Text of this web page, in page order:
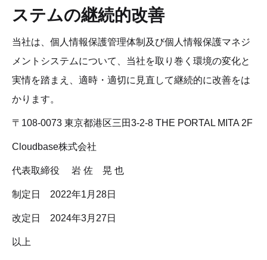
ステムの継続的改善
当社は、個人情報保護管理体制及び個人情報保護マネジ
メントシステムについて、当社を取り巻く環境の変化と
実情を踏まえ、適時・適切に見直して継続的に改善をは
かります。
〒108-0073 東京都港区三田3-2-8 THE PORTAL MITA 2F
Cloudbase株式会社
代表取締役 　岩 佐　晃 也
制定日　2022年1月28日
改定日　2024年3月27日
以上